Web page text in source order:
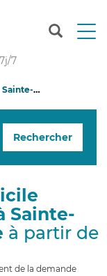
T
n
g
o
n
7
Sainte-Agathe-la-Bouteresse
Rechercher
Sainte-
à partir de
de la demande